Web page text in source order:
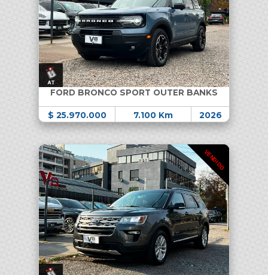
FORD BRONCO SPORT OUTER BANKS
$ 25.970.000 7.100 Km 2026
VENDIDO